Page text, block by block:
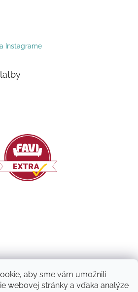
aby sme vám umožnili
webovej stránky a vďaka analýze
Instagrame